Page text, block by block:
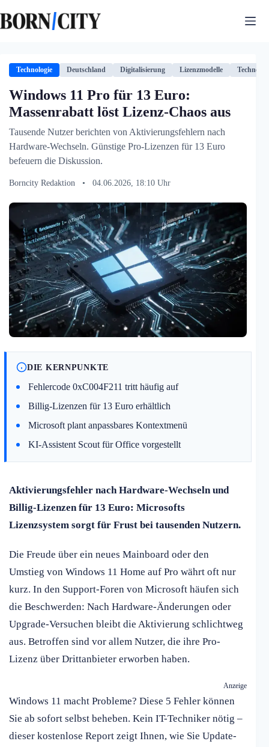
Inhalt
springen
Technologie Deutschland Digitalisierung Lizenzmodelle
Windows 11 Pro für 13 Euro:
Massenrabatt löst Lizenz-Chaos aus
Tausende Nutzer berichten von Aktivierungsfehlern nach
Hardware-Wechseln. Günstige Pro-Lizenzen für 13 Euro
befeuern die Diskussion.
Borncity Redaktion • 04.06.2026, 18:10 Uhr
DIE KERNPUNKTE
Fehlercode 0xC004F211 tritt häufig auf
Billig-Lizenzen für 13 Euro erhältlich
Microsoft plant anpassbares Kontextmenü
KI-Assistent Scout für Office vorgestellt
Aktivierungsfehler nach Hardware-Wechseln und
Billig-Lizenzen für 13 Euro: Microsofts
Lizenzsystem sorgt für Frust bei tausenden Nutzern.
Die Freude über ein neues Mainboard oder den
Umstieg von Windows 11 Home auf Pro währt oft nur
kurz. In den Support-Foren von Microsoft häufen sich
die Beschwerden: Nach Hardware-Änderungen oder
Upgrade-Versuchen bleibt die Aktivierung schlichtweg
aus. Betroffen sind vor allem Nutzer, die ihre Pro-
Lizenz über Drittanbieter erworben haben.
Anzeige
Windows 11 macht Probleme? Diese 5 Fehler können
Sie ab sofort selbst beheben. Kein IT-Techniker nötig –
dieser kostenlose Report zeigt Ihnen, wie Sie Update-